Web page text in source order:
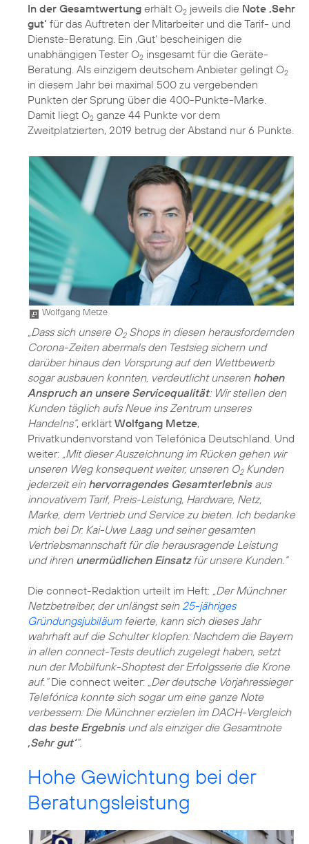
In der Gesamtwertung erhält O2 jeweils die Note ‚Sehr
gut‘ für das Auftreten der Mitarbeiter und die Tarif- und
Dienste-Beratung. Ein ‚Gut‘ bescheinigen die
unabhängigen Tester O2 insgesamt für die Geräte-
Beratung. Als einzigem deutschem Anbieter gelingt O2
in diesem Jahr bei maximal 500 zu vergebenden
Punkten der Sprung über die 400-Punkte-Marke.
Damit liegt O2 ganze 44 Punkte vor dem
Zweitplatzierten, 2019 betrug der Abstand nur 6 Punkte.
Wolfgang Metze
„Dass sich unsere O2Shops in diesen herausfordernden
Corona-Zeiten abermals den Testsieg sichern und
darüber hinaus den Vorsprung auf den Wettbewerb
sogar ausbauen konnten, verdeutlicht unseren hohen
Anspruch an unsere Servicequalität: Wir stellen den
Kunden täglich aufs Neue ins Zentrum unseres
Handelns“, erklärt Wolfgang Metze,
Privatkundenvorstand von Telefónica Deutschland. Und
weiter: „Mit dieser Auszeichnung im Rücken gehen wir
unseren Weg konsequent weiter, unseren O2Kunden
jederzeit ein hervorragendes Gesamterlebnisaus
innovativem Tarif, Preis-Leistung, Hardware, Netz,
Marke, dem Vertrieb und Service zu bieten. Ich bedanke
mich bei Dr. Kai-Uwe Laag und seiner gesamten
Vertriebsmannschaft für die herausragende Leistung
und ihren unermüdlichen Einsatzfür unsere Kunden.“
Die connect-Redaktion urteilt im Heft: „Der Münchner
Netzbetreiber, der unlängst sein 25-jähriges
Gründungsjubiläumfeierte, kann sich dieses Jahr
wahrhaft auf die Schulter klopfen: Nachdem die Bayern
in allen connect-Tests deutlich zugelegt haben, setzt
nun der Mobilfunk-Shoptest der Erfolgsserie die Krone
auf.“Die connect weiter: „Der deutsche Vorjahressieger
Telefónica konnte sich sogar um eine ganze Note
verbessern: Die Münchner erzielen im DACH-Vergleich
das beste Ergebnisund als einziger die Gesamtnote
‚Sehr gut‘“.
Hohe Gewichtung bei der
Beratungsleistung